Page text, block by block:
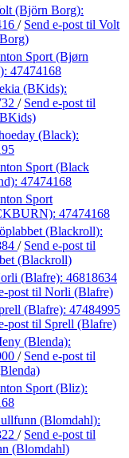
(Björn Borg):
/ Send e-post til Volt
Sport (Bjørn
47474168
(BKids):
/ Send e-post til
(Black):
Sport (Black
47474168
Sport
47474168
(Blackroll):
/ Send e-post til
(Blackroll)
(Blafre): 46818634
post til Norli (Blafre)
(Blafre): 47484995
post til Sprell (Blafre)
(Blenda):
/ Send e-post til
Sport (Bliz):
(Blomdahl):
/ Send e-post til
(Blomdahl)